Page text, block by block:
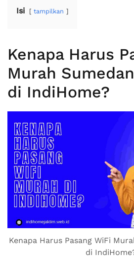
Isi tampilkan
Kenapa Harus
Murah
di IndiHome?
Kenapa Harus Pasang WiFi
di